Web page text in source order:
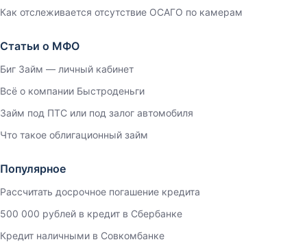
Как отслеживается отсутствие ОСАГО по камерам
Статьи о МФО
Биг Займ — личный кабинет
Всё о компании Быстроденьги
Займ под ПТС или под залог автомобиля
Что такое облигационный займ
Популярное
Рассчитать досрочное погашение кредита
500 000 рублей в кредит в Сбербанке
Кредит наличными в Совкомбанке